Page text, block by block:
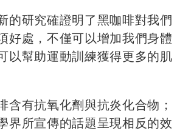
的研究確證明了黑咖啡對我們
好處，不僅可以增加我們身體
以幫助運動訓練獲得更多的肌
含有抗氧化劑與抗炎化合物；
界所宣傳的話題呈現相反的效